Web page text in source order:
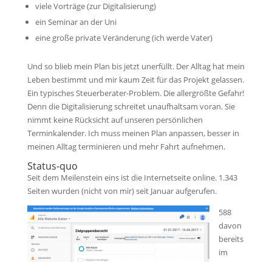
viele Vorträge (zur Digitalisierung)
ein Seminar an der Uni
eine große private Veränderung (ich werde Vater)
Und so blieb mein Plan bis jetzt unerfüllt. Der Alltag hat mein
Leben bestimmt und mir kaum Zeit für das Projekt gelassen.
Ein typisches Steuerberater-Problem. Die allergrößte Gefahr!
Denn die Digitalisierung schreitet unaufhaltsam voran. Sie
nimmt keine Rücksicht auf unseren persönlichen
Terminkalender. Ich muss meinen Plan anpassen, besser in
meinen Alltag terminieren und mehr Fahrt aufnehmen.
Status-quo
Seit dem Meilenstein eins ist die Internetseite online. 1.343
Seiten wurden (nicht von mir) seit Januar aufgerufen.
588
davon
bereits
im